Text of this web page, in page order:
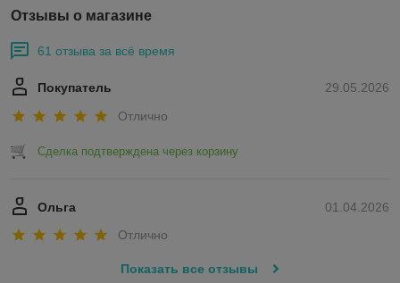
Отзывы о магазине
61 отзыва за всё время
29.05.2026
Покупатель
Отлично
Сделка подтверждена через корзину
01.04.2026
Ольга
Отлично
Показать все отзывы